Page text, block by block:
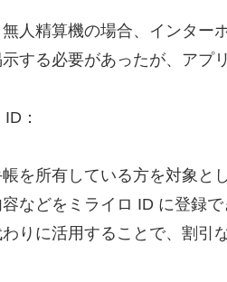
人精算機の場合、インター
する必要があったが、アプ
：
帳を所有している方を対象
などをミライロ ID に登録
りに活用することで、割引